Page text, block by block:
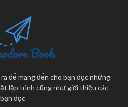
để mang đến cho bạn đọc những
lập trình cũng như giới thiệu các
đọc